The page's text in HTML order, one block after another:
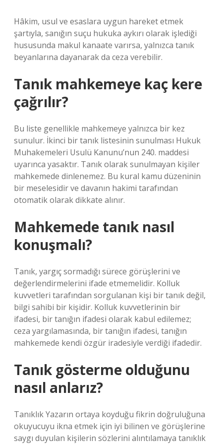
Hâkim, usul ve esaslara uygun hareket etmek
şartıyla, sanığın suçu hukuka aykırı olarak işlediği
hususunda makul kanaate varırsa, yalnızca tanık
beyanlarına dayanarak da ceza verebilir.
Tanık mahkemeye kaç kere
çağrılır?
Bu liste genellikle mahkemeye yalnızca bir kez
sunulur. İkinci bir tanık listesinin sunulması Hukuk
Muhakemeleri Usulü Kanunu’nun 240. maddesi
uyarınca yasaktır. Tanık olarak sunulmayan kişiler
mahkemede dinlenemez. Bu kural kamu düzeninin
bir meselesidir ve davanın hakimi tarafından
otomatik olarak dikkate alınır.
Mahkemede tanık nasıl
konuşmalı?
Tanık, yargıç sormadığı sürece görüşlerini ve
değerlendirmelerini ifade etmemelidir. Kolluk
kuvvetleri tarafından sorgulanan kişi bir tanık değil,
bilgi sahibi bir kişidir. Kolluk kuvvetlerinin bir
ifadesi, bir tanığın ifadesi olarak kabul edilemez;
ceza yargılamasında, bir tanığın ifadesi, tanığın
mahkemede kendi özgür iradesiyle verdiği ifadedir.
Tanık gösterme olduğunu
nasıl anlarız?
Tanıklık Yazarın ortaya koyduğu fikrin doğruluğuna
okuyucuyu ikna etmek için iyi bilinen ve görüşlerine
saygı duyulan kişilerin sözlerini alıntılamaya tanıklık